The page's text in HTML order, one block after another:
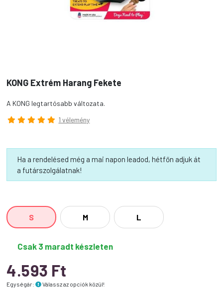
KONG Extrém Harang Fekete
A KONG legtartósabb változata.
1 vélemény
Ha a rendelésed még a mai napon leadod, hétfőn adjuk át
a futárszolgálatnak!
S M L
Csak 3 maradt készleten
4.593 Ft
Egységár: Válassz az opciók közül!